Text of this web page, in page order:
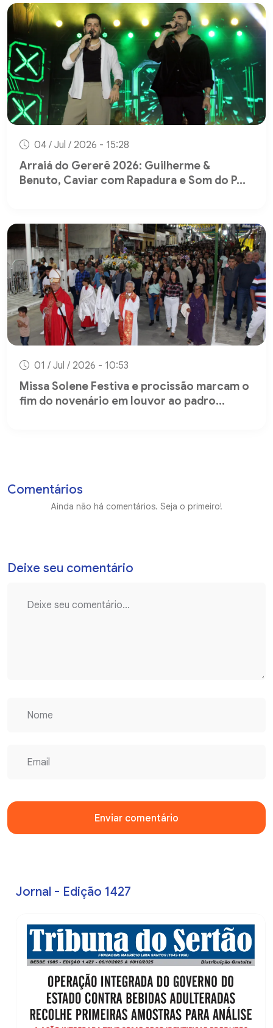
04 / Jul / 2026 - 15:28
Arraiá do Gererê 2026: Guilherme &
Benuto, Caviar com Rapadura e Som do P...
01 / Jul / 2026 - 10:53
Missa Solene Festiva e procissão marcam o
fim do novenário em louvor ao padro...
Comentários
Ainda não há comentários. Seja o primeiro!
Deixe seu comentário
Enviar comentário
Jornal - Edição 1427